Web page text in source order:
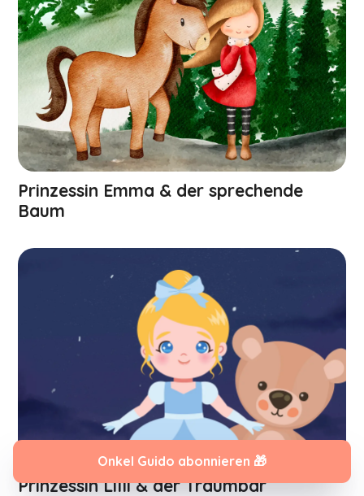
Prinzessin Emma & der sprechende
Baum
Prinzessin Lilli & der Traumbär
Onkel Guido abonnieren 🎁